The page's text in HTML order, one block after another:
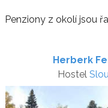
Penziony z okolí jsou
Herberk
Hostel